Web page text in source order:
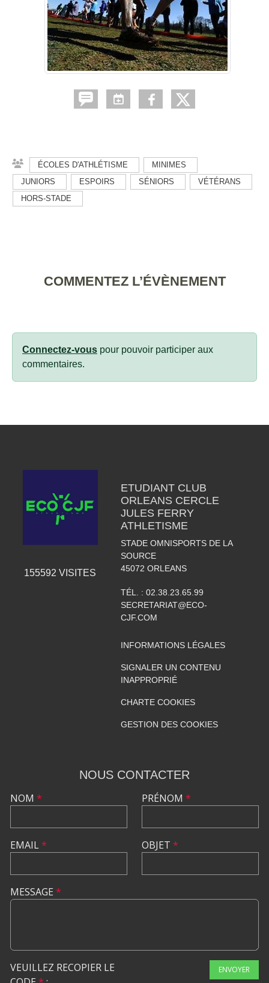
ÉCOLES D'ATHLÉTISME
MINIMES
JUNIORS
ESPOIRS SÉNIORS
VÉTÉRANS
HORS-STADE
COMMENTEZ L’ÉVÈNEMENT
Connectez-vous pour pouvoir participer aux
commentaires.
155592 VISITES
ETUDIANT CLUB
ORLEANS CERCLE
JULES FERRY
ATHLETISME
STADE OMNISPORTS DE LA
SOURCE
45072 ORLEANS
TÉL. : 02.38.23.65.99
SECRETARIAT@ECO-
CJF.COM
INFORMATIONS LÉGALES
SIGNALER UN CONTENU
INAPPROPRIÉ
CHARTE COOKIES
GESTION DES COOKIES
NOUS CONTACTER
NOM *
EMAIL*
PRÉNOM *
OBJET *
MESSAGE *
VEUILLEZ RECOPIER LE
ENVOYER